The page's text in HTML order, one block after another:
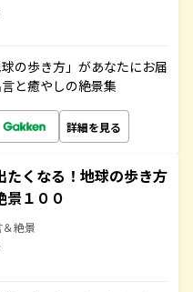
の歩き方」があなたにお届
と癒やしの絶景集
詳細を見る
たくなる！地球の歩き方
景１００
絶景